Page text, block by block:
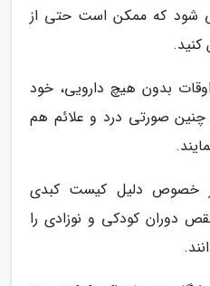
شود که ممکن است حتی از
بدون هیچ دارویی، خود
صورتی درد و علائم هم
خصوص دلیل کیست کبدی
دوران کودکی و نوزادی را